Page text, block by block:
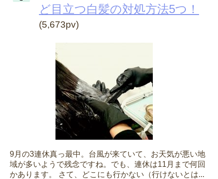
ど目立つ白髪の対処方法5つ！
(5,673pv)
9月の3連休真っ最中。台風が来ていて、お天気が悪い地
域が多いようで残念ですね。でも、連休は11月まで何回
かあります。 さて、どこにも行かない（行けないとは...